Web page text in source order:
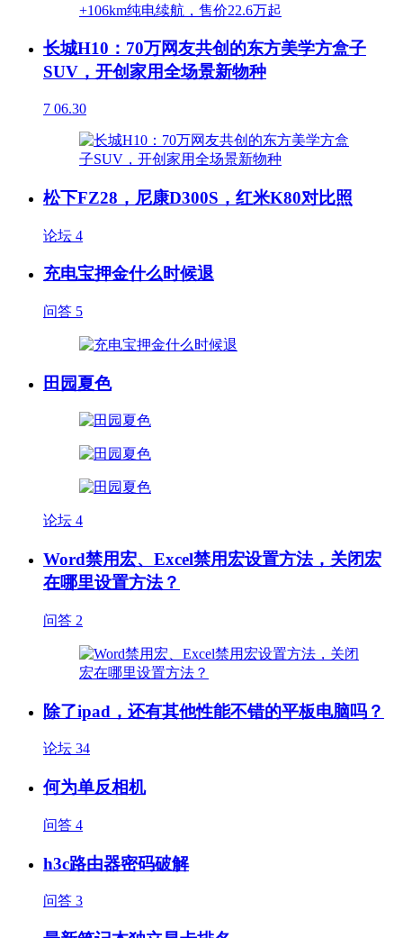
长城H10：70万网友共创的东方美学方盒子
SUV，开创家用全场景新物种
7 06.30
松下FZ28，尼康D300S，红米K80对比照
论坛 4
充电宝押金什么时候退
问答 5
田园夏色
论坛 4
Word禁用宏、Excel禁用宏设置方法，关闭宏
在哪里设置方法？
问答 2
除了ipad，还有其他性能不错的平板电脑吗？
论坛 34
何为单反相机
问答 4
h3c路由器密码破解
问答 3